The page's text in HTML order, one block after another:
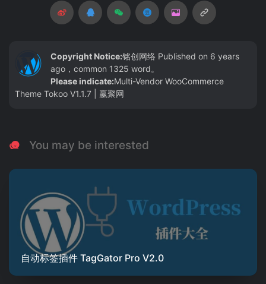
Copyright Notice:铭创网络 Published on 6 years
ago，common 1325 word。
Please indicate:Multi-Vendor WooCommerce
Theme Tokoo V1.1.7 | 赢聚网
You may be interested
自动标签插件 TagGator Pro V2.0